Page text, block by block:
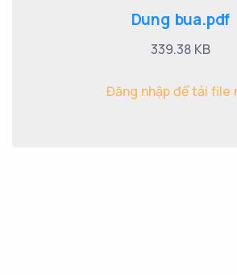
Dung bua.pdf
339.38 KB
Đăng nhập để tải file